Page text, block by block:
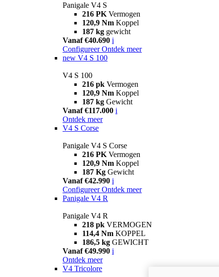
Panigale V4 S
216 PK Vermogen
120,9 Nm Koppel
187 kg gewicht
Vanaf €40.690 i
Configureer Ontdek meer
new V4 S 100
V4 S 100
216 pk Vermogen
120,9 Nm Koppel
187 kg Gewicht
Vanaf €117.000 i
Ontdek meer
V4 S Corse
Panigale V4 S Corse
216 PK Vermogen
120,9 Nm Koppel
187 Kg Gewicht
Vanaf €42.990 i
Configureer Ontdek meer
Panigale V4 R
Panigale V4 R
218 pk VERMOGEN
114,4 Nm KOPPEL
186,5 kg GEWICHT
Vanaf €49.990 i
Ontdek meer
V4 Tricolore